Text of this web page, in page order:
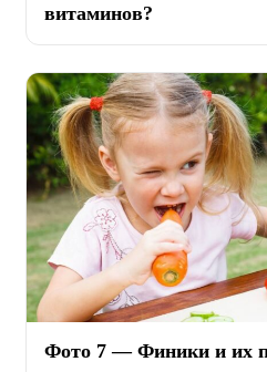
витаминов?
Фото 7 — Финики и их